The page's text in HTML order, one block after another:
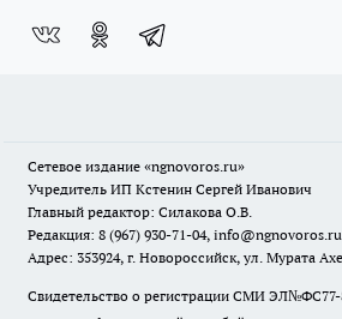
Сетевое издание «ngnovoros.ru»
Учредитель ИП Кстенин Сергей Иванович
Главный редактор: Силакова О.В.
Редакция: 8 (967) 930-71-04, info@ngnovoros.ru
Адрес: 353924, г. Новороссийск, ул. Мурата
Свидетельство о регистрации СМИ ЭЛ№ФС77-